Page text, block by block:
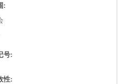
:
号:
性: